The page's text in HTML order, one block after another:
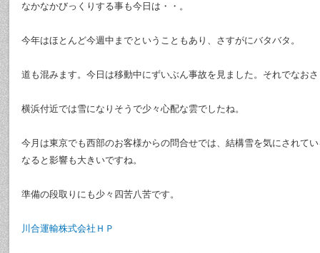
なかなかびっくりする事も今日は・・。
今年はほとんど今週中までということもあり、さすがにバタバタ。
道も混みます。今日は移動中にずいぶん事故を見ました。それでなお
横浜付近では雪になりそうで少々心配な雲でしたね。
今月は東京でも西部のお客様からの問合せでは、結構雪を気にされて
なると影響も大きいですね。
準備の段取りにも少々四苦八苦です。
川合運輸株式会社ＨＰ